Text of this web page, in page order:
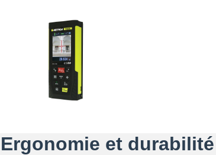
Ergonomie et durabilité